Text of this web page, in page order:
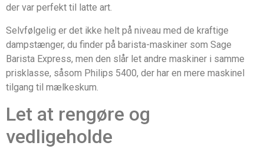
der var perfekt til latte art.
Selvfølgelig er det ikke helt på niveau med de kraftige
dampstænger, du finder på barista-maskiner som Sage
Barista Express, men den slår let andre maskiner i samme
prisklasse, såsom Philips 5400, der har en mere maskinel
tilgang til mælkeskum.
Let at rengøre og
vedligeholde